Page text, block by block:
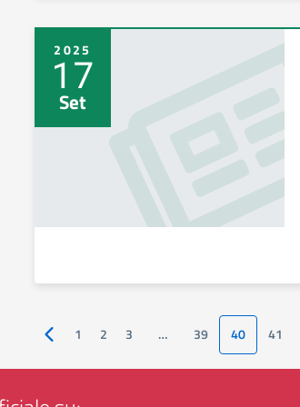
2025
17
Set
Pagina precedente
1 2 3 … 39 40 41